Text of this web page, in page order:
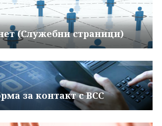
(Служебни страници)
за контакт с ВСС